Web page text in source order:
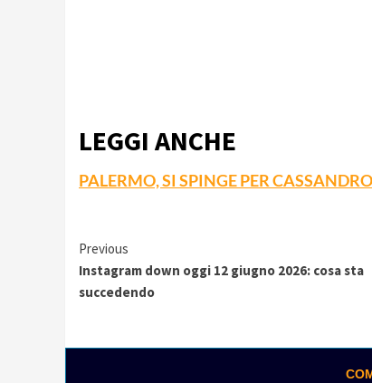
LEGGI ANCHE
PALERMO, SI SPINGE PER CASSANDRO
Continue
Reading
Previous
Instagram down oggi 12 giugno 2026: cosa sta
succedendo